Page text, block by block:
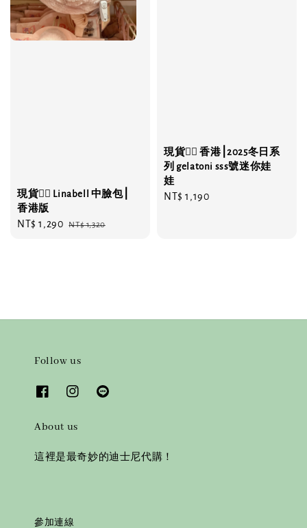
現貨❤️‍🔥 Linabell 中臉包⎮
香港版
Sale
NT$ 1,290 Regular
NT$ 1,320
現貨❤️‍🔥 香港⎮2025冬日系
列 gelatoni sss號迷你娃
娃
Regular
NT$ 1,190
Follow us
About us
這裡是最奇妙的迪士尼代購！
參加連線